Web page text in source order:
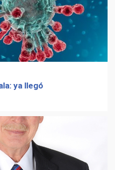
ya llegó